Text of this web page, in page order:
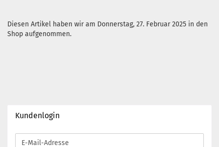
Diesen Artikel haben wir am Donnerstag, 27. Februar 2025 in den
Shop aufgenommen.
Kundenlogin
E-